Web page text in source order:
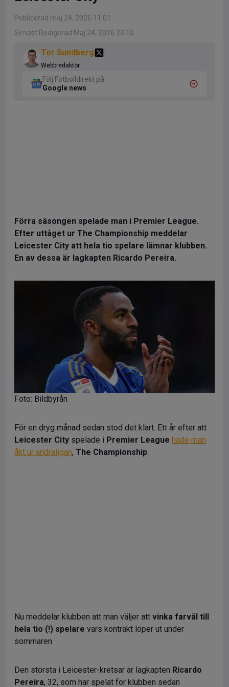
Publicerad maj 24, 2026 11:01
Senast Redigerad Maj 24, 2026 23:10
Tor Sundberg
Webbredaktör
Följ Fotbolldirekt på
Google news
Förra säsongen spelade man i Premier League.
Efter uttåget ur The Championship meddelar
Leicester City att hela tio spelare lämnar klubben.
En av dessa är lagkapten Ricardo Pereira.
Foto: Bildbyrån
För en dryg månad sedan stod det klart. Ett år efter att
Leicester City spelade i Premier League hade man
åkt ur andraligan, The Championship.
Nu meddelar klubben att man väljer att vinka farväl till
hela tio (!) spelare vars kontrakt löper ut under
sommaren.
Den största i Leicester-kretsar är lagkapten Ricardo
Pereira, 32, som har spelat för klubben sedan